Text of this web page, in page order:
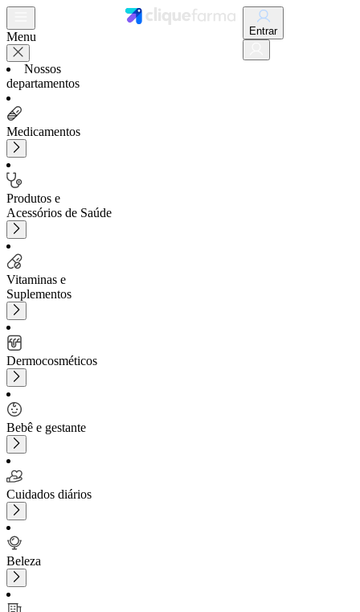
Menu
Nossos
departamentos
Medicamentos
Produtos e
Acessórios de Saúde
Vitaminas e
Suplementos
Dermocosméticos
Bebê e gestante
Cuidados diários
Beleza
Entrar